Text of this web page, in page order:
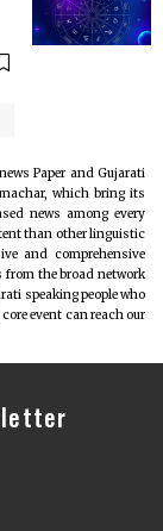
Paper and Gujarati
which bring its
news among every
than other linguistic
and comprehensive
from the broad network
speaking people who
event can reach our